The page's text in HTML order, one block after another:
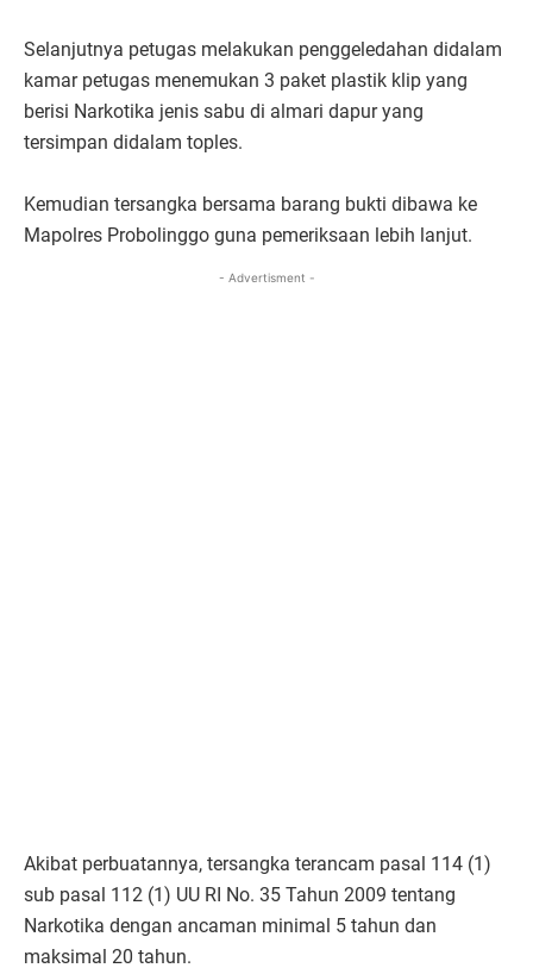
Selanjutnya petugas melakukan penggeledahan didalam
kamar petugas menemukan 3 paket plastik klip yang
berisi Narkotika jenis sabu di almari dapur yang
tersimpan didalam toples.
Kemudian tersangka bersama barang bukti dibawa ke
Mapolres Probolinggo guna pemeriksaan lebih lanjut.
- Advertisment -
Akibat perbuatannya, tersangka terancam pasal 114 (1)
sub pasal 112 (1) UU RI No. 35 Tahun 2009 tentang
Narkotika dengan ancaman minimal 5 tahun dan
maksimal 20 tahun.